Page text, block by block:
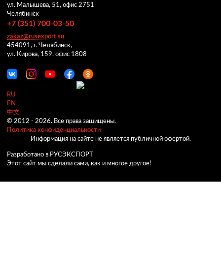
ул. Малышева, 51, офис 2751
Челябинск
+7 (351) 700-03-50
zakaz@rusexport.su
454091, г. Челябинск,
ул. Кирова, 159, офис 1808
RU
EN
中文
© 2012 - 2026. Все права защищены.
Политика конфиденциальности
Информация на сайте не является публичной офертой.
Разработано в РУСЭКСПОРТ
Этот сайт мы сделали сами, как и многое другое!